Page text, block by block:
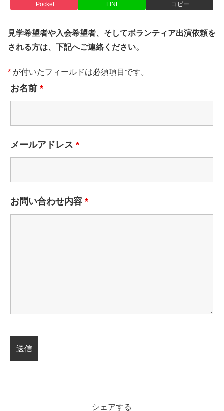
Pocket LINE コピー
見学希望者や入会希望者、そしてボランティア出演依頼を
される方は、下記へご連絡ください。
* が付いたフィールドは必須項目です。
お名前 *
メールアドレス *
お問い合わせ内容 *
シェアする